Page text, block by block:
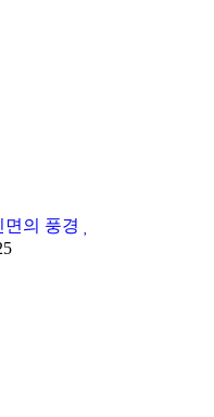
면의 풍경